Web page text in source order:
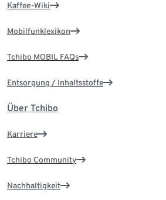
Kaffee-Wiki
Mobilfunklexikon
Tchibo MOBIL FAQs
Entsorgung / Inhaltsstoffe
Über Tchibo
Karriere
Tchibo Community
Nachhaltigkeit